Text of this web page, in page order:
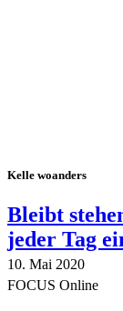
Kelle woanders
Bleibt
jeder Tag
10. Mai 2020
FOCUS Online